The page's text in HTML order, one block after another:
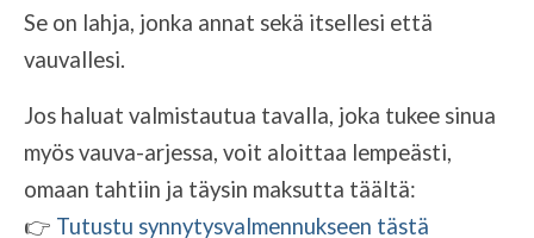
Se on lahja, jonka annat sekä itsellesi että
vauvallesi.
Jos haluat valmistautua tavalla, joka tukee sinua
myös vauva-arjessa, voit aloittaa lempeästi,
omaan tahtiin ja täysin maksutta täältä:
👉 Tutustu synnytysvalmennukseen tästä